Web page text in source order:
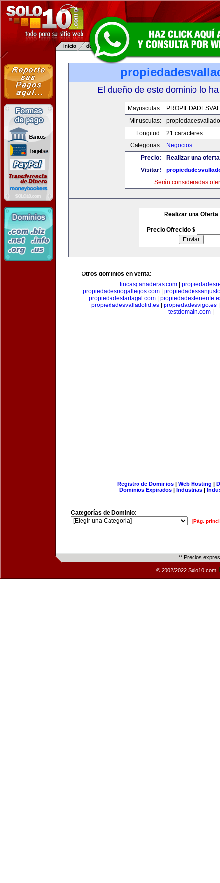
El dueño de este dominio lo
Mayusculas:
Minusculas:
Longitud:
21 caracteres
Categorias:
Negocios
Precio:
Realizar una
Visitar!
Serán consideradas
Realizar una Oferta
Precio Ofrecido $
Otros dominios en venta:
fincasganaderas.com|
propiedadesriogallegos.com|
propiedadestartagal.com|
propiedadesvalladolid.es
propiedadesvigo.es
testdomain.com
Registro de Dominios| Web Hosting |
Dominios Expirados | Industrias |
Categorías de Dominio:
[Pág.
** Precios
© 2002/2022 Solo10.com